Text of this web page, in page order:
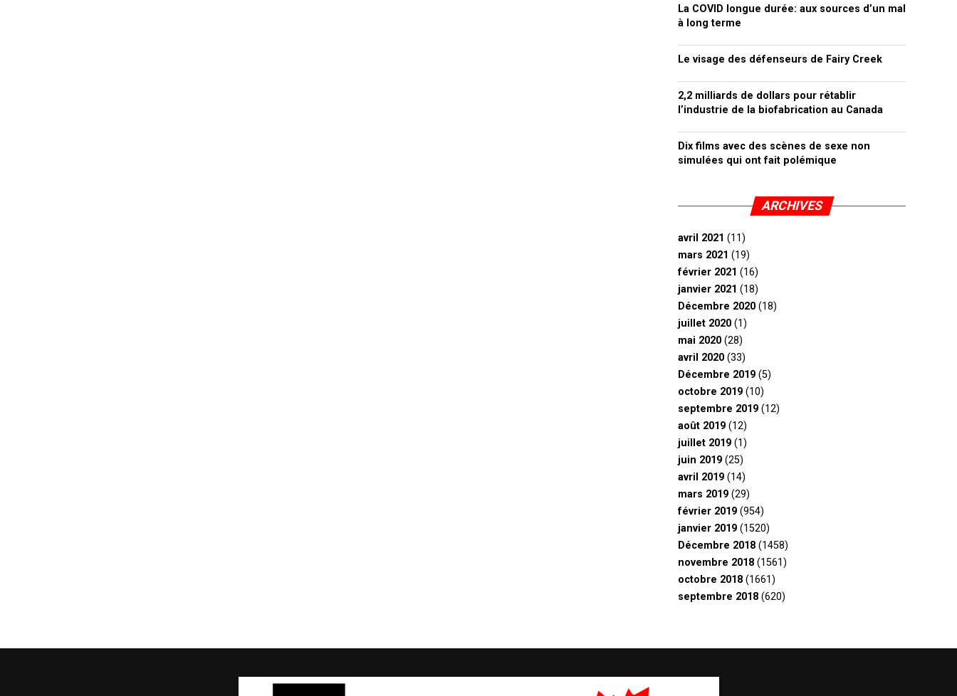
La COVID longue durée: aux sources d’un mal
à long terme
Le visage des défenseurs de Fairy Creek
2,2 milliards de dollars pour rétablir
l’industrie de la biofabrication au Canada
Dix films avec des scènes de sexe non
simulées qui ont fait polémique
ARCHIVES
avril 2021 (11)
mars 2021 (19)
février 2021 (16)
janvier 2021 (18)
Décembre 2020 (18)
juillet 2020 (1)
mai 2020 (28)
avril 2020 (33)
Décembre 2019 (5)
octobre 2019 (10)
septembre 2019 (12)
août 2019 (12)
juillet 2019 (1)
juin 2019 (25)
avril 2019 (14)
mars 2019 (29)
février 2019 (954)
janvier 2019 (1520)
Décembre 2018 (1458)
novembre 2018 (1561)
octobre 2018 (1661)
septembre 2018 (620)